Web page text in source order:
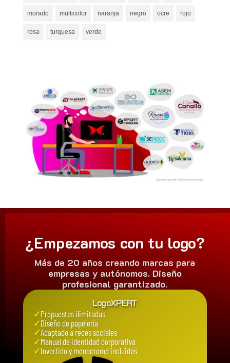
morado multicolor naranja negro ocre rojo
rosa turquesa verde
¿Empezamos con tu logo?
Más de 20 años creando marcas para
empresas y autónomos. Diseño
profesional garantizado.
LogoXPERT
✓Propuestas ilimitadas
✓Diseño de papelería
✓Adaptado a redes sociales
✓Manual de identidad corporativa
✓Invertido y monocromo incluidos